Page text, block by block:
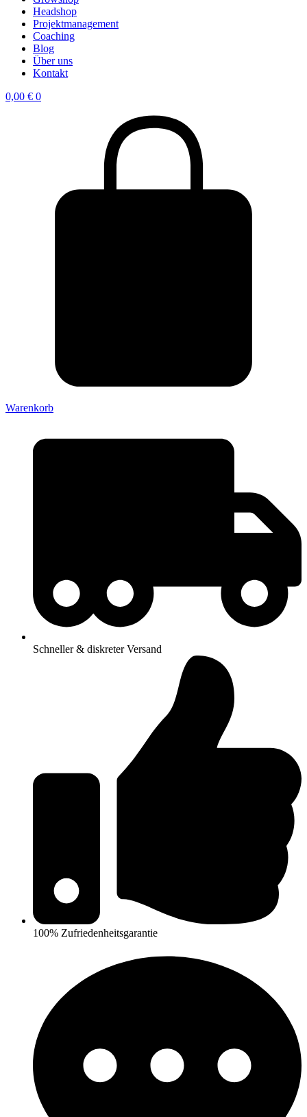
Headshop
Projektmanagement
Coaching
Blog
Über uns
Kontakt
0,00 € 0
Warenkorb
Schneller & diskreter Versand
100% Zufriedenheitsgarantie